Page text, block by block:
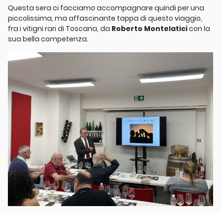
Questa sera ci facciamo accompagnare quindi per una
piccolissima, ma affascinante tappa di questo viaggio,
fra i vitigni rari di Toscana, da Roberto Montelaticicon la
sua bella competenza.